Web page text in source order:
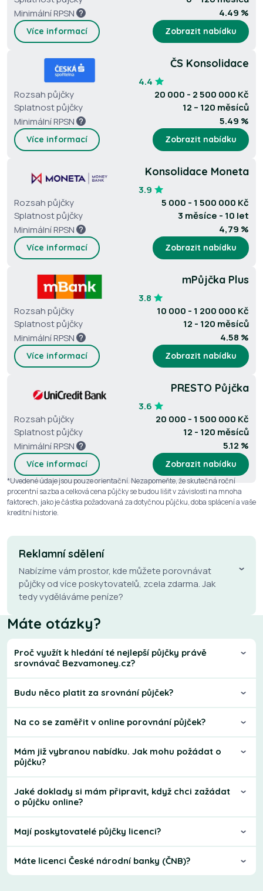
Minimální RPSN
4.49 %
Více informací Zobrazit nabídku
ČS Konsolidace
4.4
Rozsah půjčky
20 000 - 2 500 000 Kč
Splatnost půjčky
12 – 120 měsíců
Minimální RPSN
5.49 %
Více informací Zobrazit nabídku
Konsolidace Moneta
3.9
Rozsah půjčky
5 000 - 1 500 000 Kč
Splatnost půjčky
3 měsíce - 10 let
Minimální RPSN
4,79 %
Více informací Zobrazit nabídku
mPůjčka Plus
3.8
Rozsah půjčky
10 000 - 1 200 000 Kč
Splatnost půjčky
12 - 120 měsíců
Minimální RPSN
4.58 %
Více informací Zobrazit nabídku
PRESTO Půjčka
3.6
Rozsah půjčky
20 000 - 1 500 000 Kč
Splatnost půjčky
12 - 120 měsíců
Minimální RPSN
5.12 %
Více informací Zobrazit nabídku
*Uvedené údaje jsou pouze orientační. Nezapomeňte, že skutečná roční
procentní sazba a celková cena půjčky se budou lišit v závislosti na mnoha
faktorech, jako je částka požadovaná za dotyčnou půjčku, doba splácení a vaše
kreditní historie.
Reklamní sdělení
Nabízíme vám prostor, kde můžete porovnávat
půjčky od více poskytovatelů, zcela zdarma. Jak
tedy vyděláváme peníze?
Máte otázky?
Proč využít k hledání té nejlepší půjčky právě
srovnávač Bezvamoney.cz?
Budu něco platit za srovnání půjček?
Na co se zaměřit v online porovnání půjček?
Mám již vybranou nabídku. Jak mohu požádat o
půjčku?
Jaké doklady si mám připravit, když chci zažádat
o půjčku online?
Mají poskytovatelé půjčky licenci?
Máte licenci České národní banky (ČNB)?